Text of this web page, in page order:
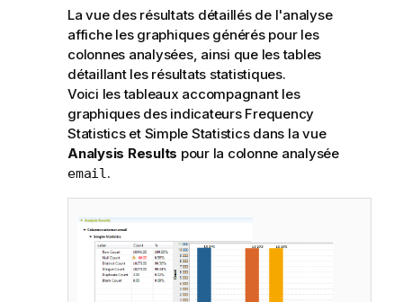
r
m
a
t
i
o
n
s
La vue des résultats détaillés de l'analyse
affiche les graphiques générés pour les
colonnes analysées, ainsi que les tables
détaillant les résultats statistiques.
Voici les tableaux accompagnant les
graphiques des indicateurs Frequency
Statistics et Simple Statistics dans la vue
Analysis Results pour la colonne analysée
email.